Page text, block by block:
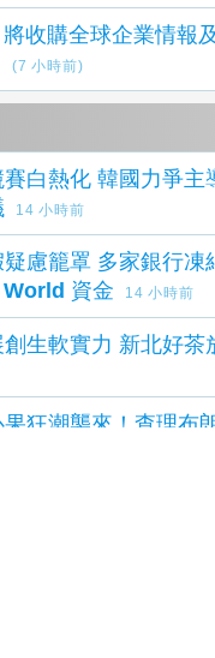
收購全球企業情報
(7 小時前)
白熱化 韓國力爭主
14 小時前
慮籠罩 多家銀行凍
資金
14 小時前
茶青大展創生軟實
狂潮襲來！查理布